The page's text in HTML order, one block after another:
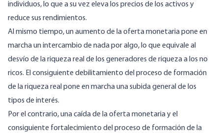
individuos, lo que a su vez eleva los precios de los activos y
reduce sus rendimientos.
Al mismo tiempo, un aumento de la oferta monetaria pone en
marcha un intercambio de nada por algo, lo que equivale al
desvío de la riqueza real de los generadores de riqueza a los no
ricos. El consiguiente debilitamiento del proceso de formación
de la riqueza real pone en marcha una subida general de los
tipos de interés.
Por el contrario, una caída de la oferta monetaria y el
consiguiente fortalecimiento del proceso de formación de la